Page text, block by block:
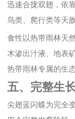
迅速合拢双翅，依
鸟类、爬行类等天
食性以热带雨林天
木渗出汁液、地表
热带雨林专属的生
五、完整生
尖翅蓝闪蝶为完全